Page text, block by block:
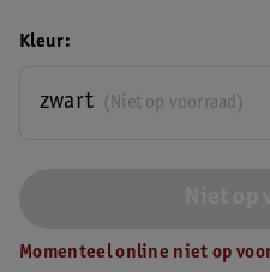
Kleur
(Niet op voorraad)
zwart
Momenteel online niet op